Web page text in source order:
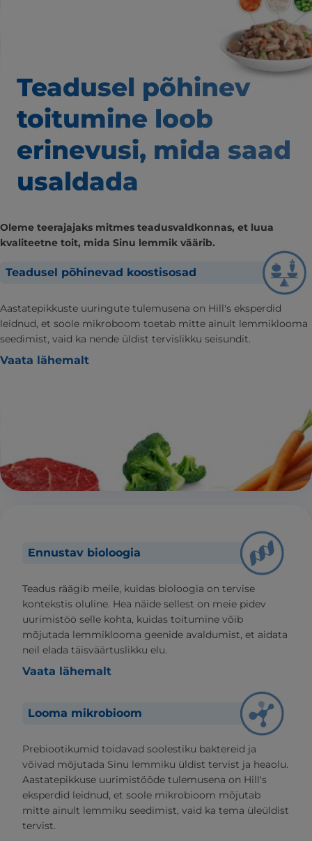
Teadusel põhinev
toitumine loob
erinevusi, mida saad
usaldada
Oleme teerajajaks mitmes teadusvaldkonnas, et luua
kvaliteetne toit, mida Sinu lemmik väärib.
Teadusel põhinevad koostisosad
Aastatepikkuste uuringute tulemusena on Hill's eksperdid
leidnud, et soole mikroboom toetab mitte ainult lemmiklooma
seedimist, vaid ka nende üldist tervislikku seisundit.
Vaata lähemalt
Ennustav bioloogia
Teadus räägib meile, kuidas bioloogia on tervise
kontekstis oluline. Hea näide sellest on meie pidev
uurimistöö selle kohta, kuidas toitumine võib
mõjutada lemmiklooma geenide avaldumist, et aidata
neil elada täisväärtuslikku elu.
Vaata lähemalt
Looma mikrobioom
Prebiootikumid toidavad soolestiku baktereid ja
võivad mõjutada Sinu lemmiku üldist tervist ja heaolu.
Aastatepikkuse uurimistööde tulemusena on Hill's
eksperdid leidnud, et soole mikrobioom mõjutab
mitte ainult lemmiku seedimist, vaid ka tema üleüldist
tervist.